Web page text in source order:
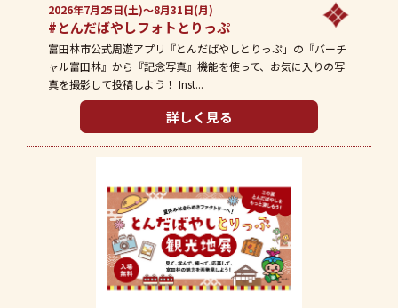
2026年7月25日(土)～8月31日(月)
#とんだばやしフォトとりっぷ
富田林市公式周遊アプリ『とんだばやしとりっぷ」の『バーチ
ャル富田林』から『記念写真』機能を使って、お気に入りの写
真を撮影して投稿しよう！ Inst...
詳しく見る